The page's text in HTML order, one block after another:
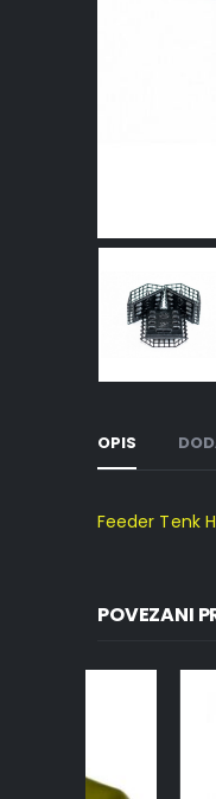
OPIS
Feeder Tenk
POVEZANI